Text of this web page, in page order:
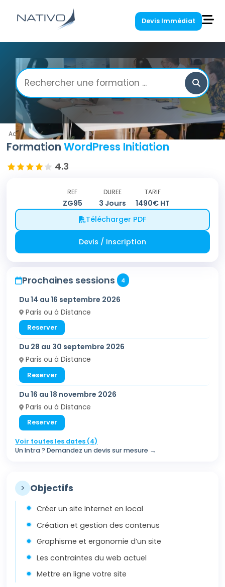
Devis Immédiat
Accueil / Programmation Web /WordPress Initiation
FormationWordPress Initiation
4.3
REF
ZG95
DUREE
3 Jours
TARIF
1490€ HT
Télécharger PDF
Devis / Inscription
Prochaines sessions 4
Du 14 au 16 septembre 2026
Paris ou à Distance
Reserver
Du 28 au 30 septembre 2026
Paris ou à Distance
Reserver
Du 16 au 18 novembre 2026
Paris ou à Distance
Reserver
Voir toutes les dates (4)
Un Intra ? Demandez un devis sur mesure →
> Objectifs
Créer un site Internet en local
Création et gestion des contenus
Graphisme et ergonomie d’un site
Les contraintes du web actuel
Mettre en ligne votre site